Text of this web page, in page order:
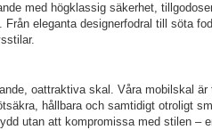
med högklassig säkerhet,
eleganta designerfodral till söta
oattraktiva skal. Våra mobilskal är
hållbara och samtidigt otroligt
utan att kompromissa med stilen –